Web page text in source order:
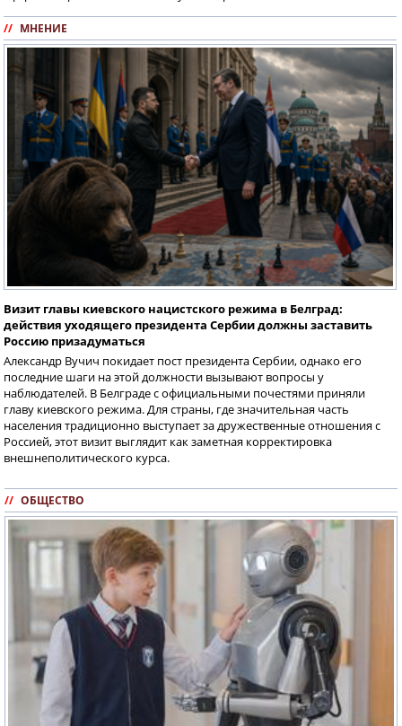
// МНЕНИЕ
Визит главы киевского нацистского режима в Белград:
действия уходящего президента Сербии должны заставить
Россию призадуматься
Александр Вучич покидает пост президента Сербии, однако его
последние шаги на этой должности вызывают вопросы у
наблюдателей. В Белграде с официальными почестями приняли
главу киевского режима. Для страны, где значительная часть
населения традиционно выступает за дружественные отношения с
Россией, этот визит выглядит как заметная корректировка
внешнеполитического курса.
// ОБЩЕСТВО